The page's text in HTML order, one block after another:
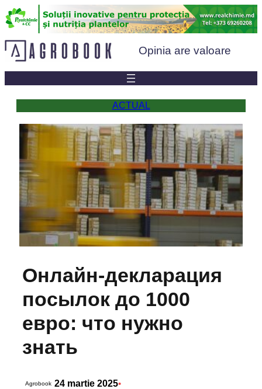
Sari
la
Opinia are valoare
ACTUAL
Онлайн-декларация
посылок до 1000
евро: что нужно
знать
Agrobook 24 martie 2025•